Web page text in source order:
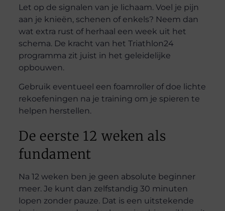
Let op de signalen van je lichaam. Voel je pijn
aan je knieën, schenen of enkels? Neem dan
wat extra rust of herhaal een week uit het
schema. De kracht van het Triathlon24
programma zit juist in het geleidelijke
opbouwen.
Gebruik eventueel een foamroller of doe lichte
rekoefeningen na je training om je spieren te
helpen herstellen.
De eerste 12 weken als
fundament
Na 12 weken ben je geen absolute beginner
meer. Je kunt dan zelfstandig 30 minuten
lopen zonder pauze. Dat is een uitstekende